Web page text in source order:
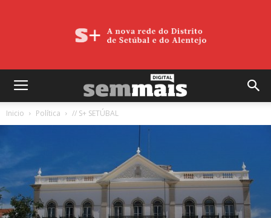
Inicio Política // S+ SETÚBAL